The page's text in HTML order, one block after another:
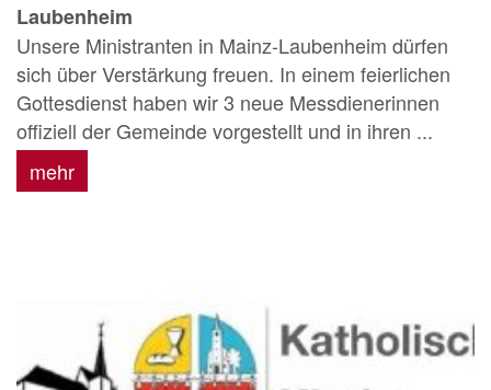
Laubenheim
Unsere Ministranten in Mainz-Laubenheim dürfen
sich über Verstärkung freuen. In einem feierlichen
Gottesdienst haben wir 3 neue Messdienerinnen
offiziell der Gemeinde vorgestellt und in ihren ...
mehr